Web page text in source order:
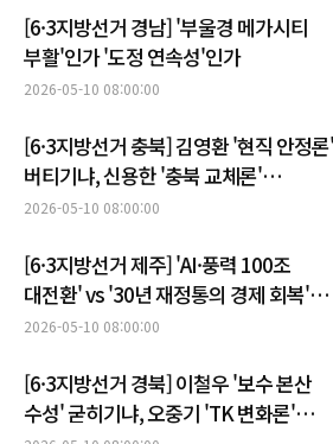
[6·3지방선거 경남] '부울경 메가시티
부활'인가 '도정 연속성'인가
2026-05-10 08:00:00
[6·3지방선거 충북] 김영환 '현직 안정론'
버티기냐, 신용한 '충북 교체론'
확산이냐
2026-05-10 08:00:00
[6·3지방선거 제주] 'AI·풍력 100조
대전환' vs '30년 재정통의 경제 회복'…
미래와 현실 격돌
2026-05-10 08:00:00
[6·3지방선거 경북] 이철우 '보수 본산
수성' 굳히기냐, 오중기 'TK 변화론'